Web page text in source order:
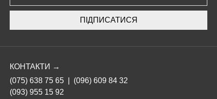
ПІДПИСАТИСЯ
КОНТАКТИ →
(075) 638 75 65
(096) 609 84 32
(093) 955 15 92